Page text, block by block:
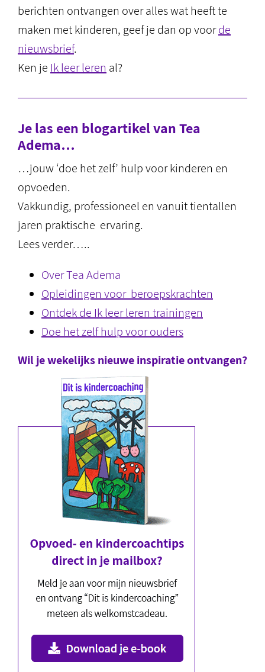
berichten ontvangen over alles wat heeft te
maken met kinderen, geef je dan op voorde
nieuwsbrief.
Ken je Ik leer leren al?
Je las een blogartikel van Tea
Adema…
…jouw ‘doe het zelf’ hulp voor kinderen en
opvoeden.
Vakkundig, professioneel en vanuit tientallen
jaren praktische ervaring.
Lees verder…..
Over Tea Adema
Opleidingen voor beroepskrachten
Ontdek de Ik leer leren trainingen
Doe het zelf hulp voor ouders
Wil je wekelijks nieuwe inspiratie ontvangen?